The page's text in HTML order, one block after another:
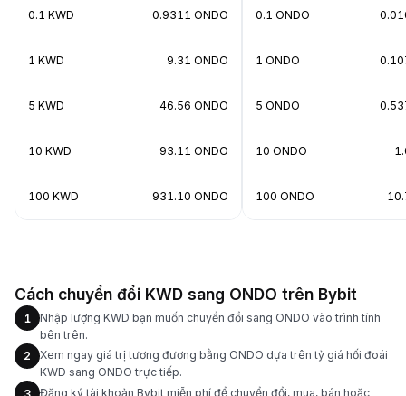
0.1 KWD 0.9311 ONDO
1 KWD 9.31 ONDO
5 KWD 46.56 ONDO
10 KWD 93.11 ONDO
100 KWD 931.10 ONDO
0.1 ONDO
1 ONDO
5 ONDO
10 ONDO
100 ONDO
Cách chuyển đổi KWD sang ONDO trên Bybit
1
Nhập lượng KWD bạn muốn chuyển đổi sang ONDO vào trình tính
bên trên.
2
Xem ngay giá trị tương đương bằng ONDO dựa trên tỷ giá hối đoái
KWD sang ONDO trực tiếp.
3
Đăng ký tài khoản Bybit miễn phí để chuyển đổi, mua, bán hoặc